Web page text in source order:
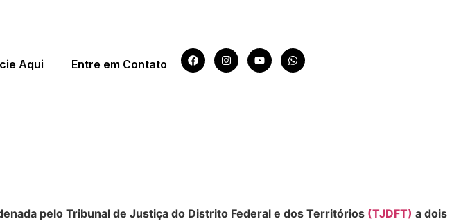
Aqui Entre em Contato
pelo Tribunal de Justiça do Distrito Federal e dos Territórios (TJDFT) a dois